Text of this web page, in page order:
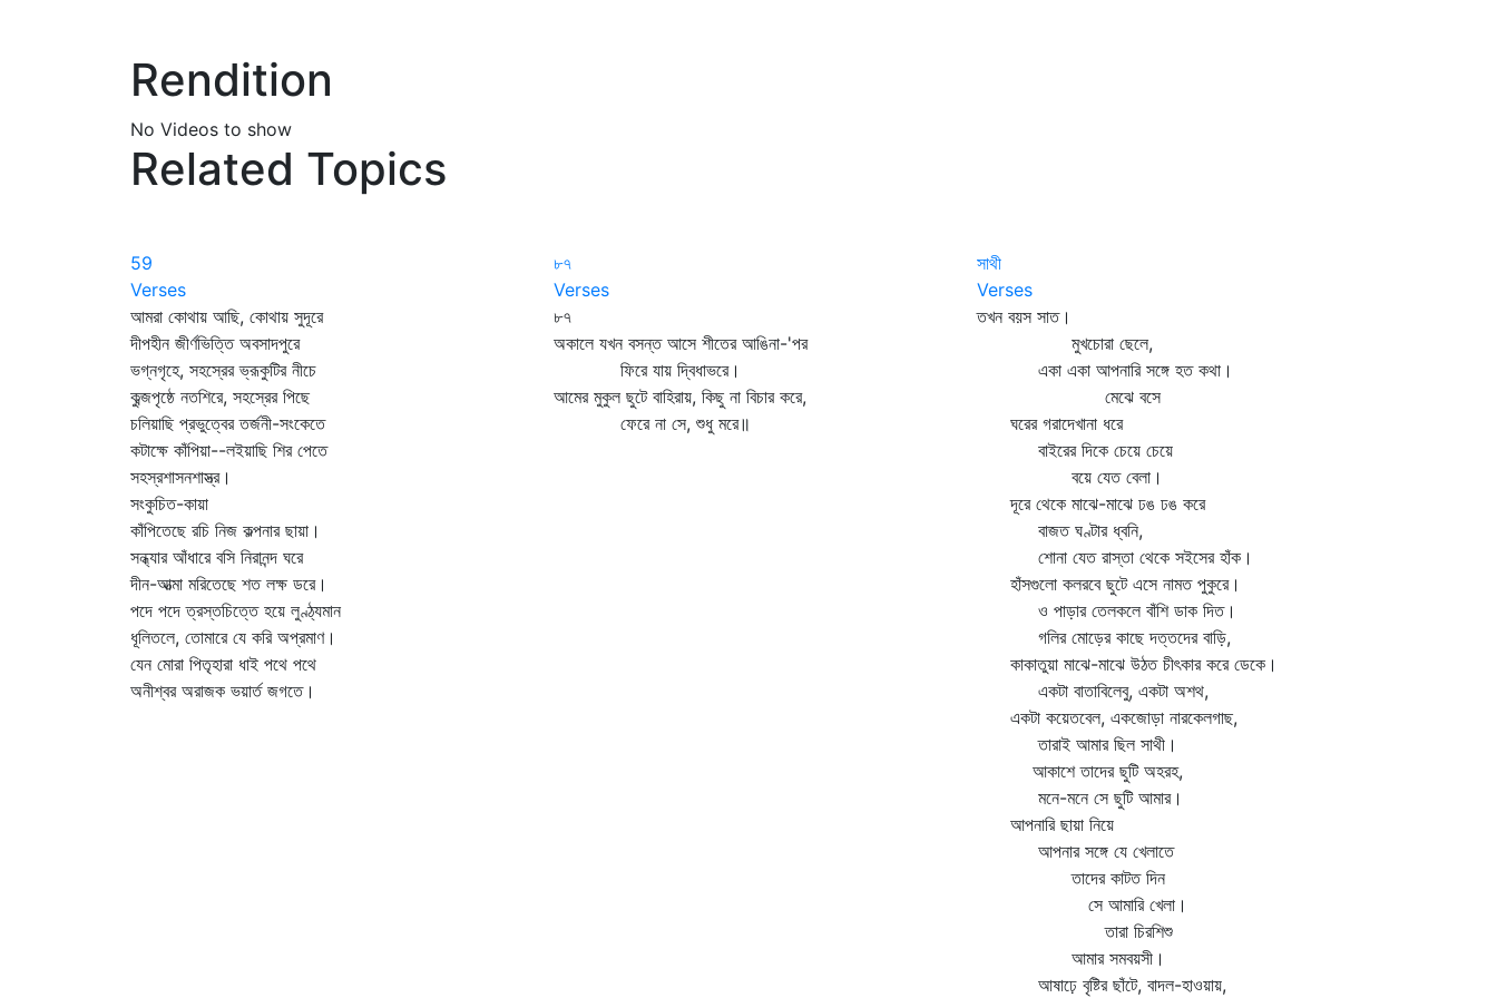
Rendition
No Videos to show
Related Topics
59
Verses
আমরা কোথায় আছি, কোথায় সুদূরে
দীপহীন জীর্ণভিত্তি অবসাদপুরে
ভগ্নগৃহে, সহস্রের ভ্রূকুটির নীচে
কুব্জপৃষ্ঠে নতশিরে, সহস্রের পিছে
চলিয়াছি প্রভুত্বের তর্জনী-সংকেতে
কটাক্ষে কাঁপিয়া--লইয়াছি শির পেতে
সহস্রশাসনশাস্ত্র।
সংকুচিত-কায়া
কাঁপিতেছে রচি নিজ কল্পনার ছায়া।
সন্ধ্যার আঁধারে বসি নিরানন্দ ঘরে
দীন-আত্মা মরিতেছে শত লক্ষ ডরে।
পদে পদে ত্রস্তচিত্তে হয়ে লুণ্ঠ্যমান
ধূলিতলে, তোমারে যে করি অপ্রমাণ।
যেন মোরা পিতৃহারা ধাই পথে পথে
অনীশ্বর অরাজক ভয়ার্ত জগতে।
৮৭
Verses
৮৭
অকালে যখন বসন্ত আসে শীতের আঙিনা-'পর
ফিরে যায় দ্বিধাভরে।
আমের মুকুল ছুটে বাহিরায়, কিছু না বিচার করে,
ফেরে না সে, শুধু মরে॥
সাথী
Verses
তখন বয়স সাত।
মুখচোরা ছেলে,
একা একা আপনারি সঙ্গে হত কথা।
মেঝে বসে
ঘরের গরাদেখানা ধরে
বাইরের দিকে চেয়ে চেয়ে
বয়ে যেত বেলা।
দূরে থেকে মাঝে-মাঝে ঢঙ ঢঙ করে
বাজত ঘণ্টার ধ্বনি,
শোনা যেত রাস্তা থেকে সইসের হাঁক।
হাঁসগুলো কলরবে ছুটে এসে নামত পুকুরে।
ও পাড়ার তেলকলে বাঁশি ডাক দিত।
গলির মোড়ের কাছে দত্তদের বাড়ি,
কাকাতুয়া মাঝে-মাঝে উঠত চীৎকার করে ডেকে।
একটা বাতাবিলেবু, একটা অশথ,
একটা কয়েতবেল, একজোড়া নারকেলগাছ,
তারাই আমার ছিল সাথী।
আকাশে তাদের ছুটি অহরহ,
মনে-মনে সে ছুটি আমার।
আপনারি ছায়া নিয়ে
আপনার সঙ্গে যে খেলাতে
তাদের কাটত দিন
সে আমারি খেলা।
তারা চিরশিশু
আমার সমবয়সী।
আষাঢ়ে বৃষ্টির ছাঁটে, বাদল-হাওয়ায়,